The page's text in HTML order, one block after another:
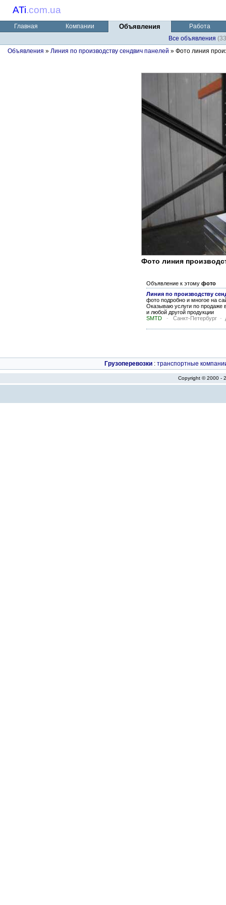
ATi.com.ua
Главная Компании Объявления
Работа
Все объявления
Объявления » Линия по производству сендвич панелей » Фото линия
Фото линия
Объявление к этому фото
Линия по производству
фото подробно и многое на
Оказываю услуги по продаже
и любой другой продукции
SMTD - Санкт-Петербург -
Грузоперевозки : транспортные
Copyright © 2000 -